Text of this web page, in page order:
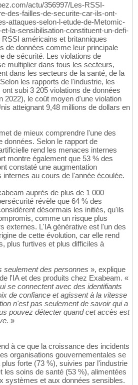
actu/356997/Les-RSSI-
des-failles-de-securite-car-ils-ont-
attaques-selon-l-etude-de-Metomic-
la-sensibilisation-constituent-un-defi-
américains et britanniques
de données comme leur principale
de sécurité. Les violations de
multiplier dans tous les secteurs,
dans les secteurs de la santé, de la
les rapports de l'industrie, les
subi 3 205 violations de données
2022), le coût moyen d'une violation
atteignant 9,48 millions de dollars en
de mieux comprendre l'une des
données. Selon le rapport de
rend les menaces internes
montre également que 53 % des
constaté une augmentation
au cours de l'année écoulée.
auprès de plus de 1 000
révèle que 64 % des
désormais les initiés, qu'ils
comme un risque plus
externes. L'IA générative est l'un des
de cette évolution, car elle rend
plus furtives et plus difficiles à
seulement des personnes », explique
l'IA et des produits chez Exabeam. «
se connectent avec des identifiants
de confiance et agissent à la vitesse
n'est pas seulement de savoir qui a
pouvez détecter quand cet accès est
»
à ce que la croissance des incidents
organisations gouvernementales se
forte (73 %), suivies par l'industrie
les soins de santé (53 %), alimentées
systèmes et aux données sensibles.